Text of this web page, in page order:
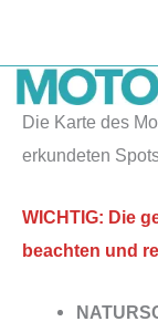
springen
Die Karte des
erkundeten
WICHTIG: Die
beachten und